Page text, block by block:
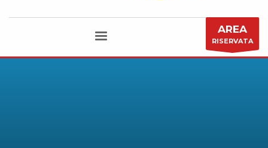
AREA
RISERVATA